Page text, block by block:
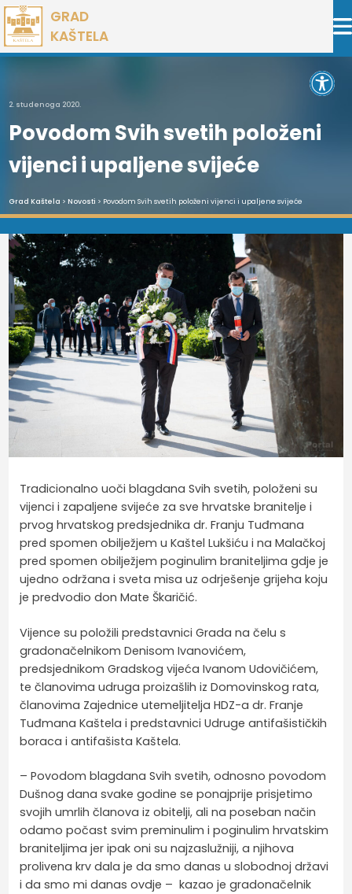
Preskoči
na
sadržaj
GRAD
KAŠTELA
2. studenoga 2020.
Povodom Svih svetih položeni
vijenci i upaljene svijeće
Grad Kaštela > Novosti > Povodom Svih svetih položeni vijenci i upaljene svijeće
Tradicionalno uoči blagdana Svih svetih, položeni su
vijenci i zapaljene svijeće za sve hrvatske branitelje i
prvog hrvatskog predsjednika dr. Franju Tuđmana
pred spomen obilježjem u Kaštel Lukšiću i na Malačkoj
pred spomen obilježjem poginulim braniteljima gdje je
ujedno održana i sveta misa uz odrješenje grijeha koju
je predvodio don Mate Škaričić.
Vijence su položili predstavnici Grada na čelu s
gradonačelnikom Denisom Ivanovićem,
predsjednikom Gradskog vijeća Ivanom Udovičićem,
te članovima udruga proizašlih iz Domovinskog rata,
članovima Zajednice utemeljitelja HDZ-a dr. Franje
Tuđmana Kaštela i predstavnici Udruge antifašističkih
boraca i antifašista Kaštela.
– Povodom blagdana Svih svetih, odnosno povodom
Dušnog dana svake godine se ponajprije prisjetimo
svojih umrlih članova iz obitelji, ali na poseban način
odamo počast svim preminulim i poginulim hrvatskim
braniteljima jer ipak oni su najzaslužniji, a njihova
prolivena krv dala je da smo danas u slobodnoj državi
i da smo mi danas ovdje – kazao je gradonačelnik